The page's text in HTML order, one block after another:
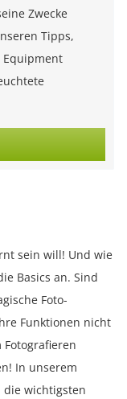
Zwecke
Tipps,
sein will! Und wie
Basics an. Sind
Foto-
Funktionen nicht
In unserem
die wichtigsten